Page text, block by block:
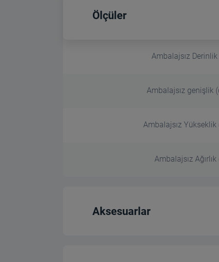
Ölçüler
Ambalajsız
Ambalajsız genişlik
Ambalajsız Yükseklik
Ambalajsız Ağırlık
Aksesuarlar